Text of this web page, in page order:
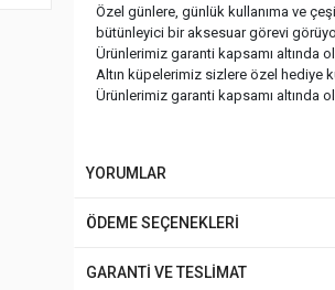
Özel günlere, günlük kullanıma ve
bütünleyici bir aksesuar görevi
Ürünlerimiz garanti kapsamı altında
Altın küpelerimiz sizlere özel hediye
Ürünlerimiz garanti kapsamı altında
YORUMLAR
ÖDEME SEÇENEKLERİ
GARANTİ VE TESLİMAT